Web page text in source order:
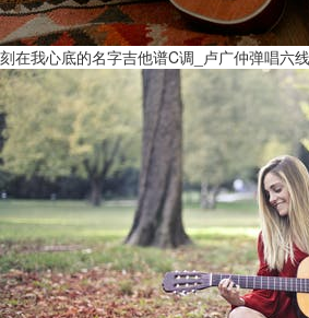
刻在我心底的名字吉他谱C调_卢广仲弹唱六